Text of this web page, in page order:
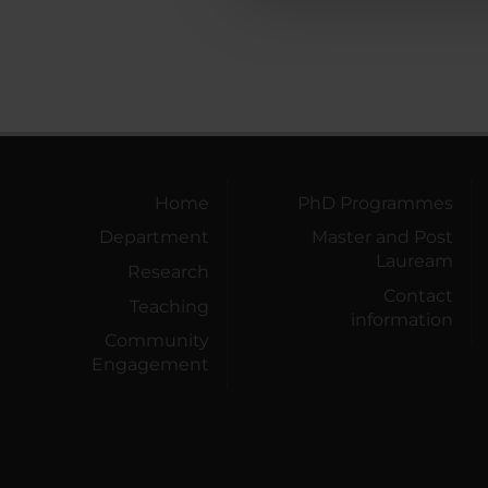
Home
Department
Research
Teaching
Community
Engagement
PhD Programmes
Master and Post
Lauream
Contact
information